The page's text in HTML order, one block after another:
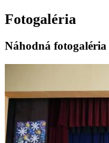
Fotogaléria
Náhodná fotogaléria